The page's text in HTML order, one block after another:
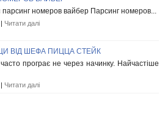
парсинг номеров вайбер Парсинг номеров...
Читати далі
ВІД ШЕФА ПИЦЦА СТЕЙК
програє не через начинку. Найчастіше
Читати далі